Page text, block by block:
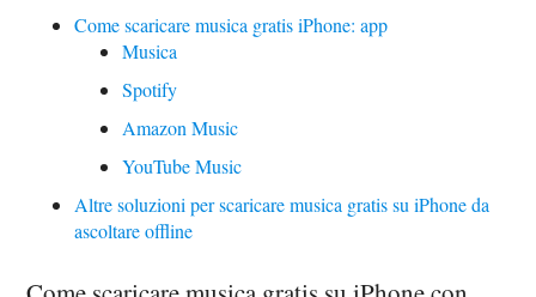
Come scaricare musica gratis iPhone: app
Musica
Spotify
Amazon Music
YouTube Music
Altre soluzioni per scaricare musica gratis su iPhone da
ascoltare offline